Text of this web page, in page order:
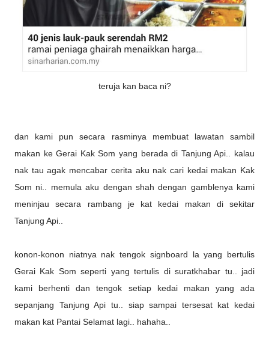
teruja kan baca ni?
dan kami pun secara rasminya membuat lawatan sambil
makan ke Gerai Kak Som yang berada di Tanjung Api.. kalau
nak tau agak mencabar cerita aku nak cari kedai makan Kak
Som ni.. memula aku dengan shah dengan gamblenya kami
meninjau secara rambang je kat kedai makan di sekitar
Tanjung Api..
konon-konon niatnya nak tengok signboard la yang bertulis
Gerai Kak Som seperti yang tertulis di suratkhabar tu.. jadi
kami berhenti dan tengok setiap kedai makan yang ada
sepanjang Tanjung Api tu.. siap sampai tersesat kat kedai
makan kat Pantai Selamat lagi.. hahaha..